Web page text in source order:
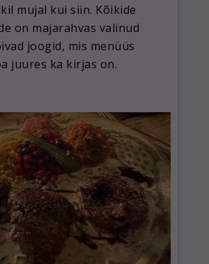
mujal kui siin. Kõikide
on majarahvas valinud
joogid, mis menüüs
juures ka kirjas on.